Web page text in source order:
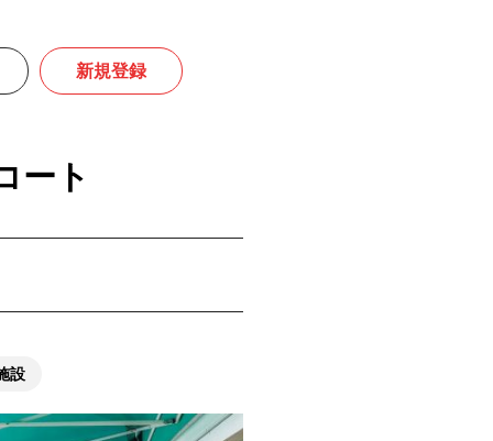
新規登録
ート
設